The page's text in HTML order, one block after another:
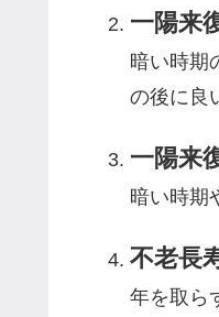
一陽来
暗い時期
の後に良
一陽来
暗い時期
不老長
年を取ら